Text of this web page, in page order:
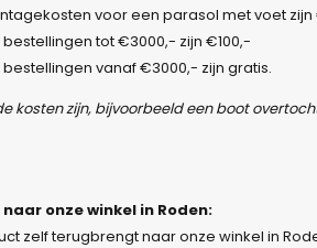
voor een parasol met voet
tot €3000,- zijn €100,-
vanaf €3000,- zijn gratis.
kosten zijn, bijvoorbeeld een boot
onze winkel in Roden:
zelf terugbrengt naar onze winkel in